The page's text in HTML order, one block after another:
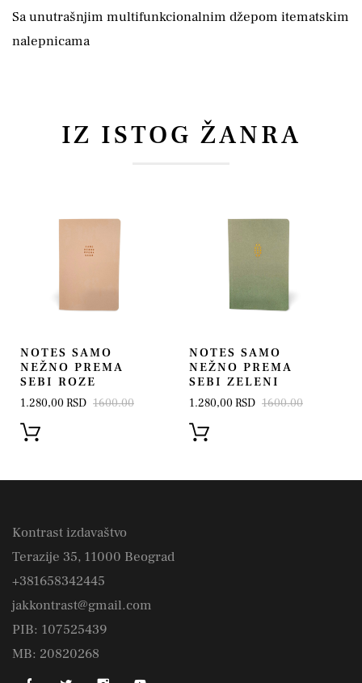
Sa unutrašnjim multifunkcionalnim džepom itematskim
nalepnicama
IZ ISTOG ŽANRA
NOTES SAMO
NEŽNO PREMA
SEBI ROZE
1.280,00 RSD 1600.00
NOTES SAMO
NEŽNO PREMA
SEBI ZELENI
1.280,00 RSD 1600.00
Kontrast izdavaštvo
Terazije 35, 11000 Beograd
+381658342445
jakkontrast@gmail.com
PIB: 107525439
MB: 20820268